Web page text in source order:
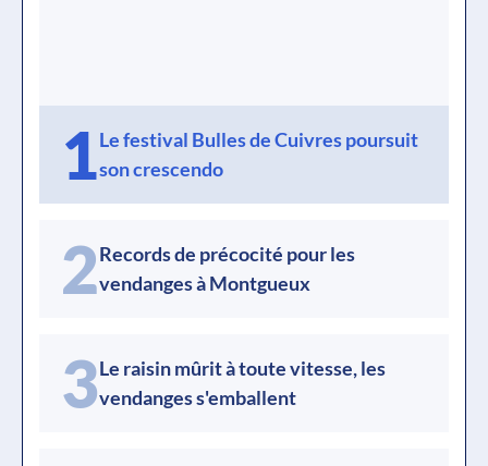
1Le festival Bulles de Cuivres poursuit
son crescendo
2Records de précocité pour les
vendanges à Montgueux
3Le raisin mûrit à toute vitesse, les
vendanges s'emballent